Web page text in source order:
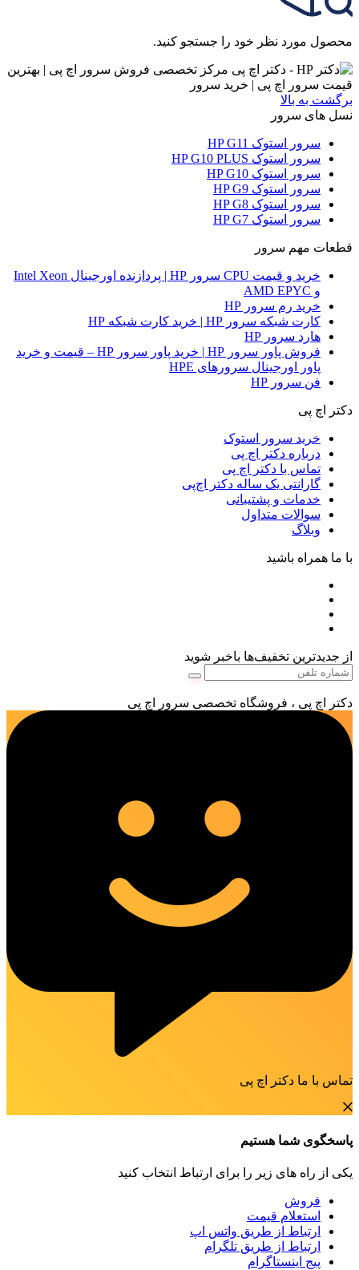
محصول مورد نظر خود را جستجو کنید.
برگشت به بالا
نسل های سرور
سرور استوک HP G11
سرور استوک HP G10 PLUS
سرور استوک HP G10
سرور استوک HP G9
سرور استوک HP G8
سرور استوک HP G7
قطعات مهم سرور
خرید و قیمت CPU سرور HP | پردازنده اورجینال Intel Xeon
و AMD EPYC
خرید رم سرور HP
کارت شبکه سرور HP | خرید کارت شبکه HP
هارد سرور HP
فروش پاور سرور HP | خرید پاور سرور HP – قیمت و خرید
پاور اورجینال سرورهای HPE
فن سرور HP
دکتر اچ پی
خرید سرور استوک
درباره دکتر اچ پی
تماس با دکتر اچ پی
گارانتی یک ساله دکتر اچ‌پی
خدمات و پشتیبانی
سوالات متداول
وبلاگ
با ما همراه باشید
از جدیدترین تخفیف‌ها باخبر شوید
دکتر اچ پی ، فروشگاه تخصصی سرور اچ پی
تماس با ما دکتر اچ پی
پاسخگوی شما هستیم
یکی از راه های زیر را برای ارتباط انتخاب کنید
فروش
استعلام قیمت
ارتباط از طریق واتس اپ
ارتباط از طریق تلگرام
پیج اینستاگرام